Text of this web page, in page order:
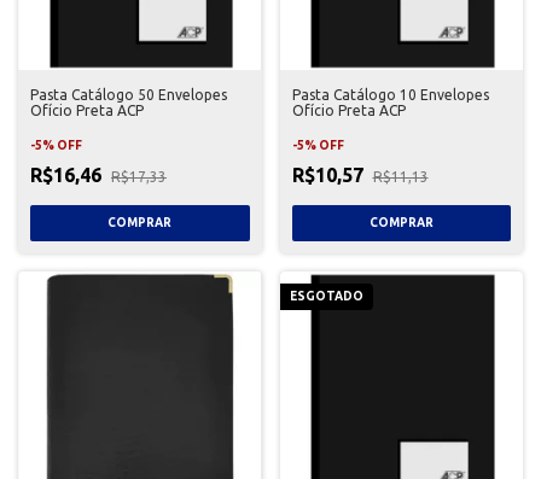
Pasta Catálogo 50 Envelopes
Ofício Preta ACP
-5% OFF
R$16,46 R$17,33
Pasta Catálogo 10 Envelopes
Ofício Preta ACP
-5% OFF
R$10,57 R$11,13
ESGOTADO